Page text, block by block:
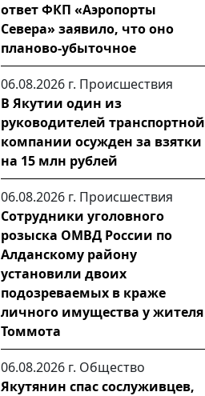
ответ ФКП «Аэропорты
Севера» заявило, что оно
планово-убыточное
06.08.2026 г. Происшествия
В Якутии один из
руководителей транспортной
компании осужден за взятки
на 15 млн рублей
06.08.2026 г. Происшествия
Сотрудники уголовного
розыска ОМВД России по
Алданскому району
установили двоих
подозреваемых в краже
личного имущества у жителя
Томмота
06.08.2026 г. Общество
Якутянин спас сослуживцев,